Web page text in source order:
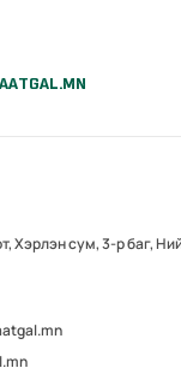
Хэрлэн сум, 3-р баг,